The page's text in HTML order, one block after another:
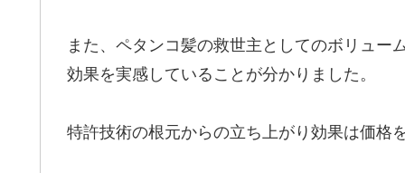
また、ペタンコ髪の救世主としてのボリュ
効果を実感していることが分かりました。
特許技術の根元からの立ち上がり効果は価格